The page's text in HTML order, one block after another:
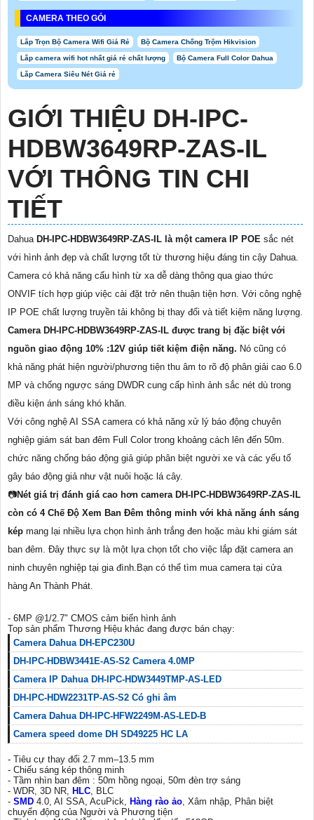
CAMERA THEO GÓI
Lắp Trọn Bộ Camera Wifi Giá Rẻ Bộ Camera Chống Trộm Hikvision
Lắp camera wifi hot nhất giá rẻ chất lượng Bộ Camera Full Color Dahua
Lắp Camera Siêu Nét Giá rẻ
GIỚI THIỆU DH-IPC-
HDBW3649RP-ZAS-IL
VỚI THÔNG TIN CHI
TIẾT
Dahua DH-IPC-HDBW3649RP-ZAS-IL là một camera IP POE sắc nét
với hình ảnh đẹp và chất lượng tốt từ thương hiệu đáng tin cậy Dahua.
Camera có khả năng cấu hình từ xa dễ dàng thông qua giao thức
ONVIF tích hợp giúp việc cài đặt trở nên thuận tiện hơn. Với công nghệ
IP POE chất lượng truyền tải không bị thay đổi và tiết kiệm năng lượng.
Camera DH-IPC-HDBW3649RP-ZAS-IL được trang bị đặc biệt với
nguồn giao động 10% :12V giúp tiết kiệm điện năng. Nó cũng có
khả năng phát hiện người/phương tiện thu âm to rõ độ phân giải cao 6.0
MP và chống ngược sáng DWDR cung cấp hình ảnh sắc nét dù trong
điều kiện ánh sáng khó khăn.
Với công nghệ AI SSA camera có khả năng xử lý báo động chuyên
nghiệp giám sát ban đêm Full Color trong khoảng cách lên đến 50m.
chức năng chống báo động giả giúp phân biệt người xe và các yếu tố
gây báo động giả như vật nuôi hoặc lá cây.
📷Nét giá trị đánh giá cao hơn camera DH-IPC-HDBW3649RP-ZAS-IL
còn có 4 Chế Độ Xem Ban Đêm thông minh với khả năng ánh sáng
kép mang lại nhiều lựa chọn hình ảnh trắng đen hoặc màu khi giám sát
ban đêm. Đây thực sự là một lựa chọn tốt cho việc lắp đặt camera an
ninh chuyên nghiệp tại gia đình.Bạn có thể tìm mua camera tại cửa
hàng An Thành Phát.
- 6MP @1/2.7" CMOS cảm biến hình ảnh
Top sản phẩm Thương Hiệu khác đang được bán chạy:
Camera Dahua DH-EPC230U
DH-IPC-HDBW3441E-AS-S2 Camera 4.0MP
Camera IP Dahua DH-IPC-HDW3449TMP-AS-LED
DH-IPC-HDW2231TP-AS-S2 Có ghi âm
Camera Dahua DH-IPC-HFW2249M-AS-LED-B
Camera speed dome DH SD49225 HC LA
- Tiêu cự thay đổi 2.7 mm–13.5 mm
- Chiếu sáng kép thông minh
- Tầm nhìn ban đêm : 50m hồng ngoại, 50m đèn trợ sáng
- WDR, 3D NR, HLC, BLC
- SMD 4.0, AI SSA, AcuPick, Hàng rào ảo, Xâm nhập, Phân biệt
chuyển động của Người và Phương tiện